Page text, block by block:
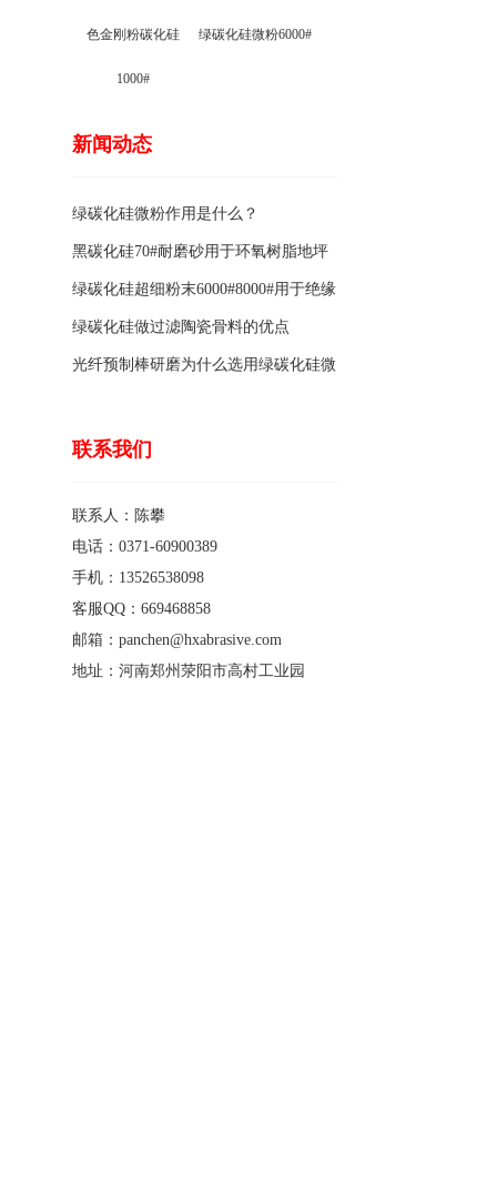
色金刚粉碳化硅
1000#
绿碳化硅微粉6000#
新闻动态
绿碳化硅微粉作用是什么？
黑碳化硅70#耐磨砂用于环氧树脂地坪
骨料的特点有哪些？
绿碳化硅超细粉末6000#8000#用于绝缘
涂料的优点
绿碳化硅做过滤陶瓷骨料的优点
光纤预制棒研磨为什么选用绿碳化硅微
联系我们
联系人：陈攀
电话：0371-60900389
手机：13526538098
客服QQ：669468858
邮箱：panchen@hxabrasive.com
地址：河南郑州荥阳市高村工业园